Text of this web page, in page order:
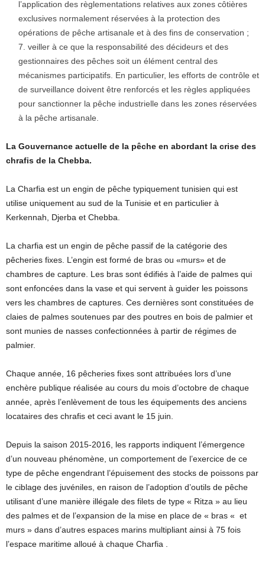
l’application des règlementations relatives aux zones côtières
exclusives normalement réservées à la protection des
opérations de pêche artisanale et à des fins de conservation ;
veiller à ce que la responsabilité des décideurs et des
gestionnaires des pêches soit un élément central des
mécanismes participatifs. En particulier, les efforts de contrôle et
de surveillance doivent être renforcés et les règles appliquées
pour sanctionner la pêche industrielle dans les zones réservées
à la pêche artisanale.
La Gouvernance actuelle de la pêche en abordant la crise des
chrafis de la Chebba.
La Charfia est un engin de pêche typiquement tunisien qui est
utilise uniquement au sud de la Tunisie et en particulier à
Kerkennah, Djerba et Chebba.
La charfia est un engin de pêche passif de la catégorie des
pêcheries fixes. L’engin est formé de bras ou «murs» et de
chambres de capture. Les bras sont édifiés à l’aide de palmes qui
sont enfoncées dans la vase et qui servent à guider les poissons
vers les chambres de captures. Ces dernières sont constituées de
claies de palmes soutenues par des poutres en bois de palmier et
sont munies de nasses confectionnées à partir de régimes de
palmier.
Chaque année, 16 pêcheries fixes sont attribuées lors d’une
enchère publique réalisée au cours du mois d’octobre de chaque
année, après l’enlèvement de tous les équipements des anciens
locataires des chrafis et ceci avant le 15 juin.
Depuis la saison 2015-2016, les rapports indiquent l’émergence
d’un nouveau phénomène, un comportement de l’exercice de ce
type de pêche engendrant l’épuisement des stocks de poissons par
le ciblage des juvéniles, en raison de l’adoption d’outils de pêche
utilisant d’une manière illégale des filets de type « Ritza » au lieu
des palmes et de l’expansion de la mise en place de « bras « et
murs » dans d’autres espaces marins multipliant ainsi à 75 fois
l’espace maritime alloué à chaque Charfia .